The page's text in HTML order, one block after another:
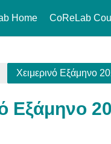
Home CoReLab
Χειμερινό Εξάμηνο
Εξάμηνο